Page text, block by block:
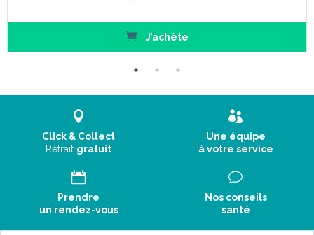
J’achète
Click & Collect
Retrait gratuit
Une équipe
à votre service
Prendre
un rendez-vous
Nos conseils
santé